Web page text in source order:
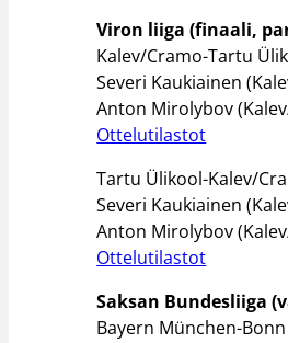
Viron liiga (finaali,
Kalev/Cramo-Tartu
Severi Kaukiainen
Anton Mirolybov
Ottelutilastot
Tartu Ülikool-Kalev/
Severi Kaukiainen
Anton Mirolybov
Ottelutilastot
Saksan Bundesliiga
Bayern München-